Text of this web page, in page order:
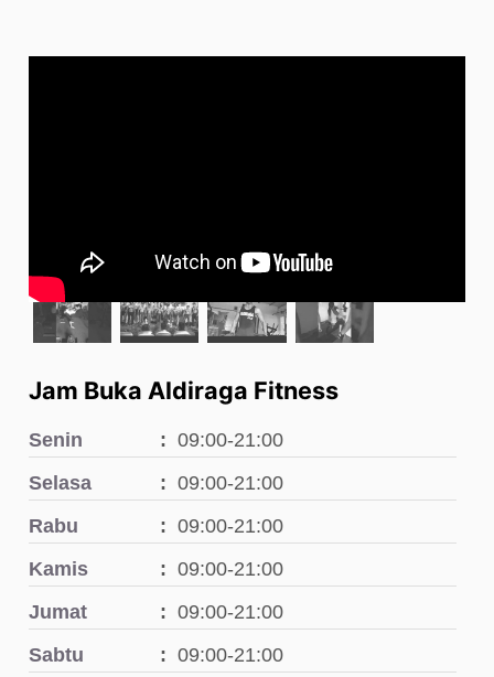
Jam Buka Aldiraga Fitness
Senin
09:00-21:00
Selasa
09:00-21:00
Rabu
09:00-21:00
Kamis
09:00-21:00
Jumat
09:00-21:00
Sabtu
09:00-21:00